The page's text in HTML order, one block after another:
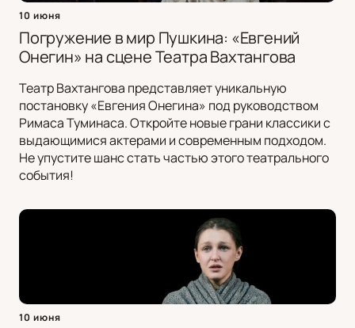
10 июня
Погружение в мир Пушкина: «Евгений
Онегин» на сцене Театра Вахтангова
Театр Вахтангова представляет уникальную
постановку «Евгения Онегина» под руководством
Римаса Туминаса. Откройте новые грани классики с
выдающимися актерами и современным подходом.
Не упустите шанс стать частью этого театрального
события!
10 июня